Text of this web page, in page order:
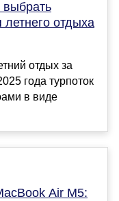
выбрать
отдыха
отдых за
года турпоток
в виде
Air M5: